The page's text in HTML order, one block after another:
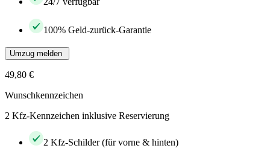
100% Geld-zurück-Garantie
Umzug melden
49,80 €
Wunschkennzeichen
2 Kfz-Kennzeichen inklusive Reservierung
2 Kfz-Schilder (für vorne & hinten)